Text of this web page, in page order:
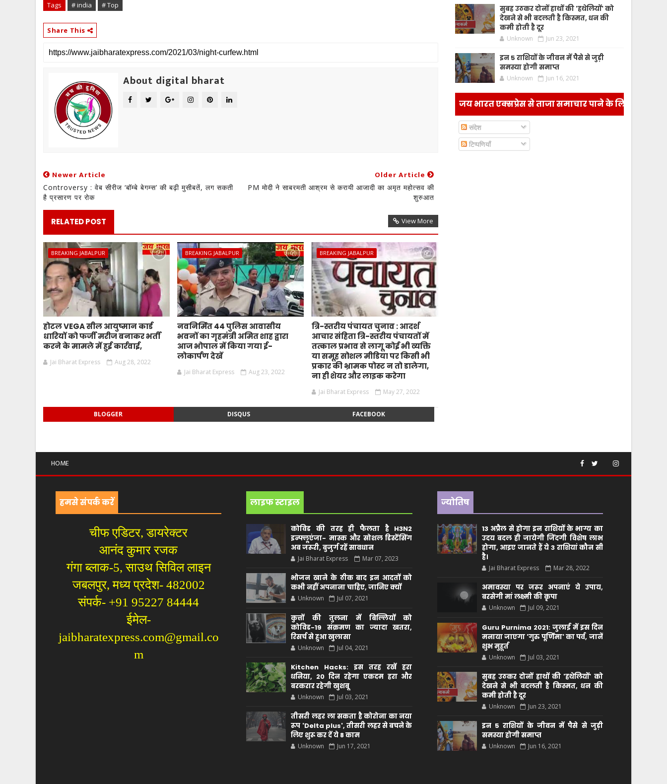
Tags # india # Top
Share This
About digital bharat
Newer Article
Controversy : वेब सीरीज ‘बॉम्बे बेगम्स’ की बढ़ी मुसीबतें, लग सकती
है प्रसारण पर रोक
Older Article
PM मोदी ने साबरमती आश्रम से करायी आजादी का अमृत महोत्सव की
शुरुआत
RELATED POST View More
BREAKING JABALPUR
होटल VEGA सील आयुष्मान कार्ड
धारियों को फर्जी मरीज बनाकर भर्ती
करने के मामले में हुई कार्रवाई,
Jai Bharat Express Aug 28, 2022
BREAKING JABALPUR
नवनिर्मित 44 पुलिस आवासीय
भवनों का गृहमंत्री अमित शाह द्वारा
आज भोपाल में किया गया ई-
लोकार्पण देखें
Jai Bharat Express Aug 23, 2022
BREAKING JABALPUR
त्रि-स्तरीय पंचायत चुनाव : आदर्श
आचार संहिता त्रि-स्तरीय पंचायतों में
तत्काल प्रभाव से लागू कोई भी व्यक्ति
या समूह सोशल मीडिया पर किसी भी
प्रकार की भ्रामक पोस्ट न तो डालेगा,
ना ही शेयर और लाइक करेगा
Jai Bharat Express May 27, 2022
BLOGGER DISQUS FACEBOOK
सुबह उठकर दोनों हाथों की 'हथेलियों' को
देखने से भी बदलती है किस्मत, धन की
कमी होती है दूर
Unknown Jun 23, 2021
इन 5 राशियों के जीवन में पैसे से जुड़ी
समस्या होगी समाप्त
Unknown Jun 16, 2021
जय भारत एक्सप्रेस से ताजा समाचार पाने के लिए
संदेश
टिप्पणियाँ
HOME
हमसे संपर्क करें
चीफ एडिटर, डायरेक्टर
आनंद कुमार रजक
गंगा ब्लाक-5, साउथ सिविल लाइन
जबलपुर, मध्य प्रदेश- 482002
संपर्क- +91 95227 84444
ईमेल-
jaibharatexpress.com@gmail.co
m
लाइफ स्टाइल
कोविड की तरह ही फैलता है H3N2
इन्फ्लूएंजा- मास्क और सोशल डिस्टेंसिंग
अब जरूरी, बुजुर्ग रहें सावधान
Jai Bharat Express Mar 07, 2023
भोजन खाने के ठीक बाद इन आदतों को
कभी नहीं अपनाना चाहिए, जानिए क्यों
Unknown Jul 07, 2021
कुत्तों की तुलना में बिल्लियों को
कोविड-19 संक्रमण का ज्यादा खतरा,
रिसर्च से हुआ खुलासा
Unknown Jul 04, 2021
Kitchen Hacks: इस तरह रखें हरा
धनिया, 20 दिन रहेगा एकदम हरा और
बरकरार रहेगी खुशबू
Unknown Jul 03, 2021
तीसरी लहर ला सकता है कोरोना का नया
रूप 'Delta plus', तीसरी लहर से बचने के
लिए शुरू कर दें ये 8 काम
Unknown Jun 17, 2021
ज्योतिष
13 अप्रैल से होगा इन राशियों के भाग्य का
उदय बदल ही जायेगी जिंदगी विशेष लाभ
होगा, आइए जानते हैं ये 3 राशियां कौन सीं
है।
Jai Bharat Express Mar 28, 2022
अमावस्या पर जरूर अपनाएं ये उपाय,
बरसेगी मां लक्ष्मी की कृपा
Unknown Jul 09, 2021
Guru Purnima 2021: जुलाई में इस दिन
मनाया जाएगा 'गुरु पूर्णिमा' का पर्व, जानें
शुभ मुहूर्त
Unknown Jul 03, 2021
सुबह उठकर दोनों हाथों की 'हथेलियों' को
देखने से भी बदलती है किस्मत, धन की
कमी होती है दूर
Unknown Jun 23, 2021
इन 5 राशियों के जीवन में पैसे से जुड़ी
समस्या होगी समाप्त
Unknown Jun 16, 2021